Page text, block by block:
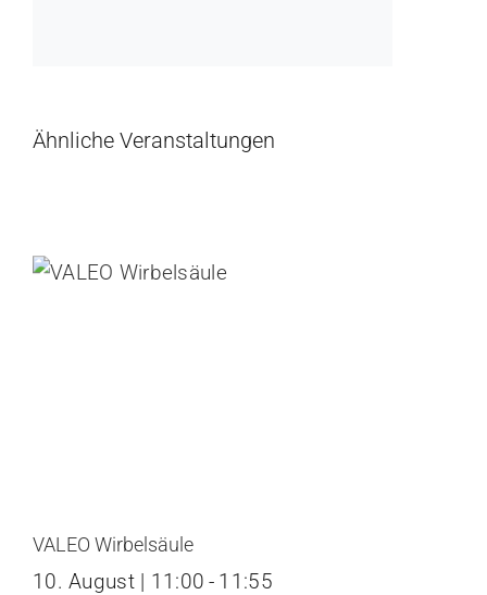
Ähnliche Veranstaltungen
VALEO Wirbelsäule
10. August | 11:00 - 11:55